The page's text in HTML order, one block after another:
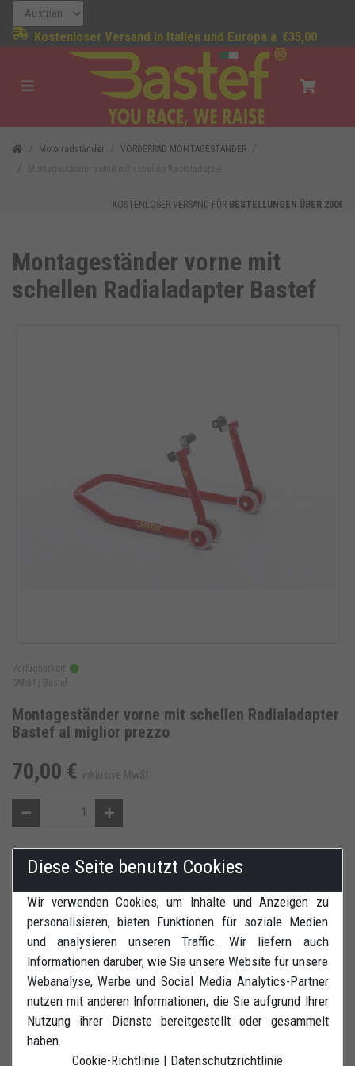
Kostenloser Versand in Italien und Europa a €35,00
Motorradständer
VORDERRAD MONTAGESTÄNDER
KOSTENLOSER VERSAND FÜR BESTELLUNGEN ÜBER 200€
Montageständer vorne mit
schellen Radialadapter Bastef
Verfügbarkeit:
CAR04 |
Bastef
Montageständer vorne mit schellen Radialadapter
Bastef al miglior prezzo
70,00 € inklusive MwSt
IN DEN WARENKORB ZUR WUNSCHLISTE HINZUFÜGEN
BEWERTUNGEN DRUCK
Montageständer vorne inklusive schelle Radialadapter mit
Aufnahme an Radialreifen unten und Breitverstellung.
Diese Seite benutzt Cookies
Wir verwenden Cookies, um Inhalte und Anzeigen zu
personalisieren, bieten Funktionen für soziale Medien
und analysieren unseren Traffic. Wir liefern auch
Informationen darüber, wie Sie unsere Website für unsere
Webanalyse, Werbe und Social Media Analytics-Partner
nutzen mit anderen Informationen, die Sie aufgrund Ihrer
Nutzung ihrer Dienste bereitgestellt oder gesammelt
haben.
Cookie-Richtlinie | Datenschutzrichtlinie